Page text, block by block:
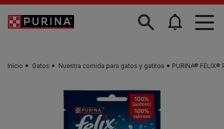
Skip to main content
Inicio Gatos Nuestra comida para gatos y gatitos PURINA®